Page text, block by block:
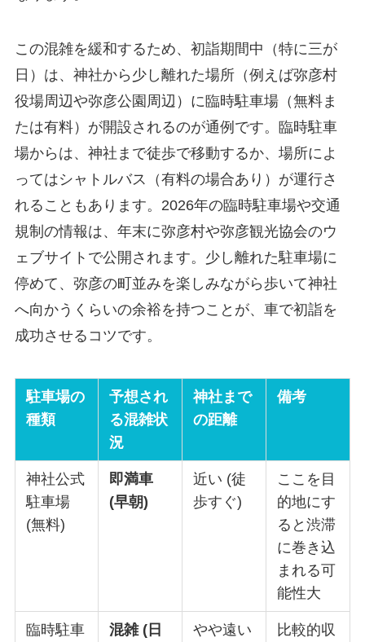
この混雑を緩和するため、初詣期間中（特に三が
日）は、神社から少し離れた場所（例えば弥彦村
役場周辺や弥彦公園周辺）に臨時駐車場（無料ま
たは有料）が開設されるのが通例です。臨時駐車
場からは、神社まで徒歩で移動するか、場所によ
ってはシャトルバス（有料の場合あり）が運行さ
れることもあります。2026年の臨時駐車場や交通
規制の情報は、年末に弥彦村や弥彦観光協会のウ
ェブサイトで公開されます。少し離れた駐車場に
停めて、弥彦の町並みを楽しみながら歩いて神社
へ向かうくらいの余裕を持つことが、車で初詣を
成功させるコツです。
駐車場の
種類
予想され
る混雑状
況
神社まで
の距離
備考
神社公式
駐車場
(無料)
即満車
(早朝)
近い (徒
歩すぐ)
ここを目
的地にす
ると渋滞
に巻き込
まれる可
能性大
臨時駐車
混雑 (日
やや遠い
比較的収